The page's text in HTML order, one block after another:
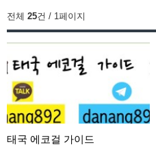
전체 25건 / 1페이지
태국 에코걸 가이드